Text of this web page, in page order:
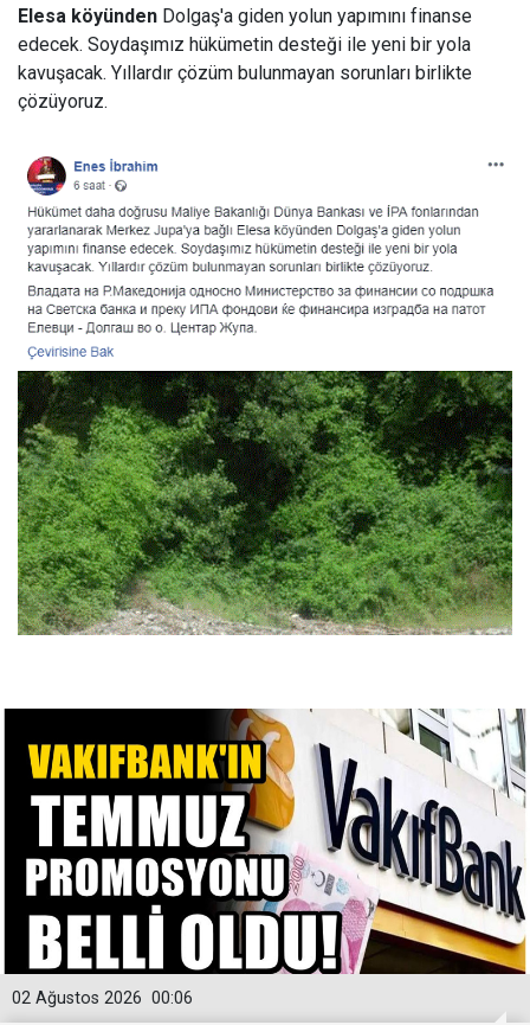
Elesa köyünden Dolgaş'a giden yolun yapımını finanse
edecek. Soydaşımız hükümetin desteği ile yeni bir yola
kavuşacak. Yıllardır çözüm bulunmayan sorunları birlikte
çözüyoruz.
00:06
02 Ağustos 2026